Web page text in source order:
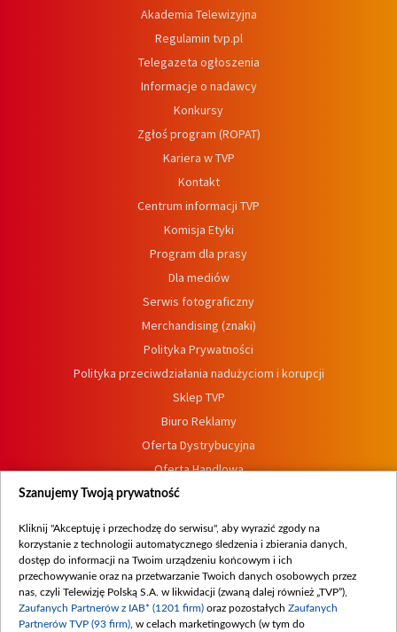
Akademia Telewizyjna
Regulamin tvp.pl
Telegazeta ogłoszenia
Informacje o nadawcy
Konkursy
Zgłoś program (ROPAT)
Kariera w TVP
Kontakt
Centrum informacji TVP
Komisja Etyki
Program dla prasy
Dla mediów
Serwis fotograficzny
Merchandising (znaki)
Polityka Prywatności
Polityka przeciwdziałania nadużyciom i korupcji
Sklep TVP
Biuro Reklamy
Oferta Dystrybucyjna
Oferta Handlowa
Dostępność
Procedura zgłoszeń wewnętrznych
Szanujemy Twoją prywatność
Kliknij "Akceptuję i przechodzę do serwisu", aby wyrazić zgody na
korzystanie z technologii automatycznego śledzenia i zbierania danych,
dostęp do informacji na Twoim urządzeniu końcowym i ich
przechowywanie oraz na przetwarzanie Twoich danych osobowych przez
nas, czyli Telewizję Polską S.A. w likwidacji (zwaną dalej również „TVP”),
Zaufanych Partnerów z IAB* (1201 firm) oraz pozostałych Zaufanych
Partnerów TVP (93 firm) , w celach marketingowych (w tym do